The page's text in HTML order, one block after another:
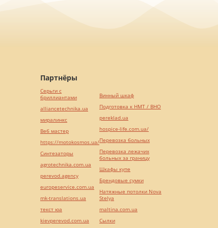
Партнёры
Серьги с
бриллиантами
alliancetechnika.ua
миралинкс
Веб мастер
https://motokosmos.ua/
Синтезаторы
agrotechnika.com.ua
perevod.agency
europeservice.com.ua
mk-translations.ua
текст юа
kievperevod.com.ua
Винный шкаф
Подготовка к НМТ / ВНО
pereklad.ua
hospice-life.com.ua/
Перевозка больных
Перевозка лежачих
больных за границу
Шкафы купе
Брендовые сумки
Натяжные потолки Nova
Stelya
maltina.com.ua
Cылки